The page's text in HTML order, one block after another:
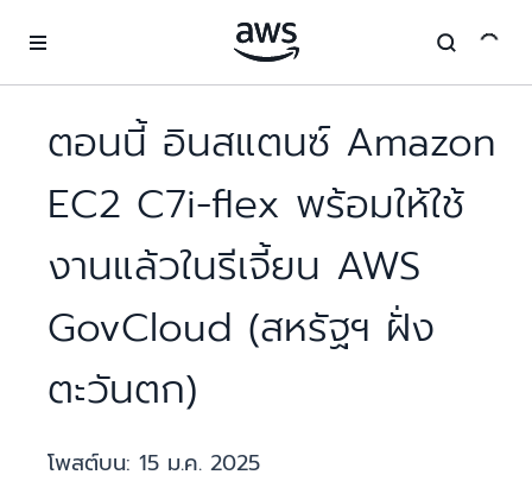
ตอนนี้ อินสแตนซ์ Amazon
EC2 C7i-flex พร้อมให้ใช้
งานแล้วในรีเจี้ยน AWS
GovCloud (สหรัฐฯ ฝั่ง
ตะวันตก)
โพสต์บน: 15 ม.ค. 2025